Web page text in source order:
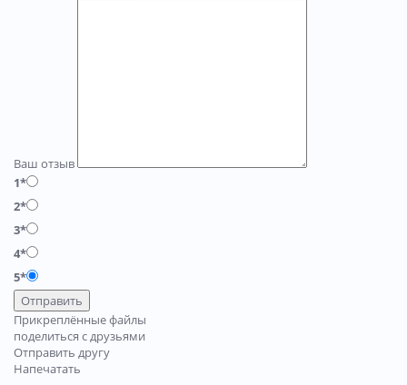
Ваш отзыв
1*
2*
3*
4*
5*
Отправить
Прикреплённые файлы
поделиться с друзьями
Отправить другу
Напечатать